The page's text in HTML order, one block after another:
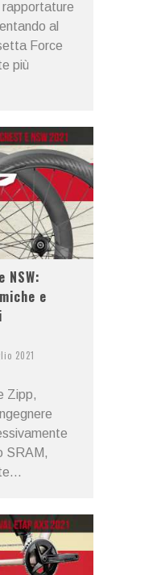
rapportature
al
Force
più
e
2021
Zipp,
SRAM,